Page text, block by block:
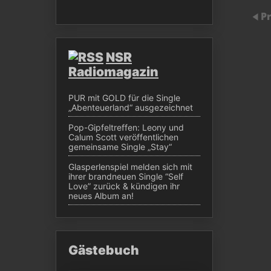
NSR
Radiomagazin
PUR mit GOLD für die Single
„Abenteuerland“ ausgezeichnet
Pop-Gipfeltreffen: Leony und
Calum Scott veröffentlichen
gemeinsame Single „Stay“
Glasperlenspiel melden sich mit
ihrer brandneuen Single “Self
Love” zurück & kündigen ihr
neues Album an!
Gästebuch